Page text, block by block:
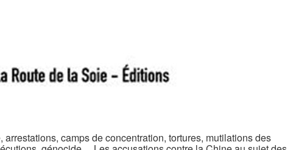
camps de concentration, tortures, mutilations des